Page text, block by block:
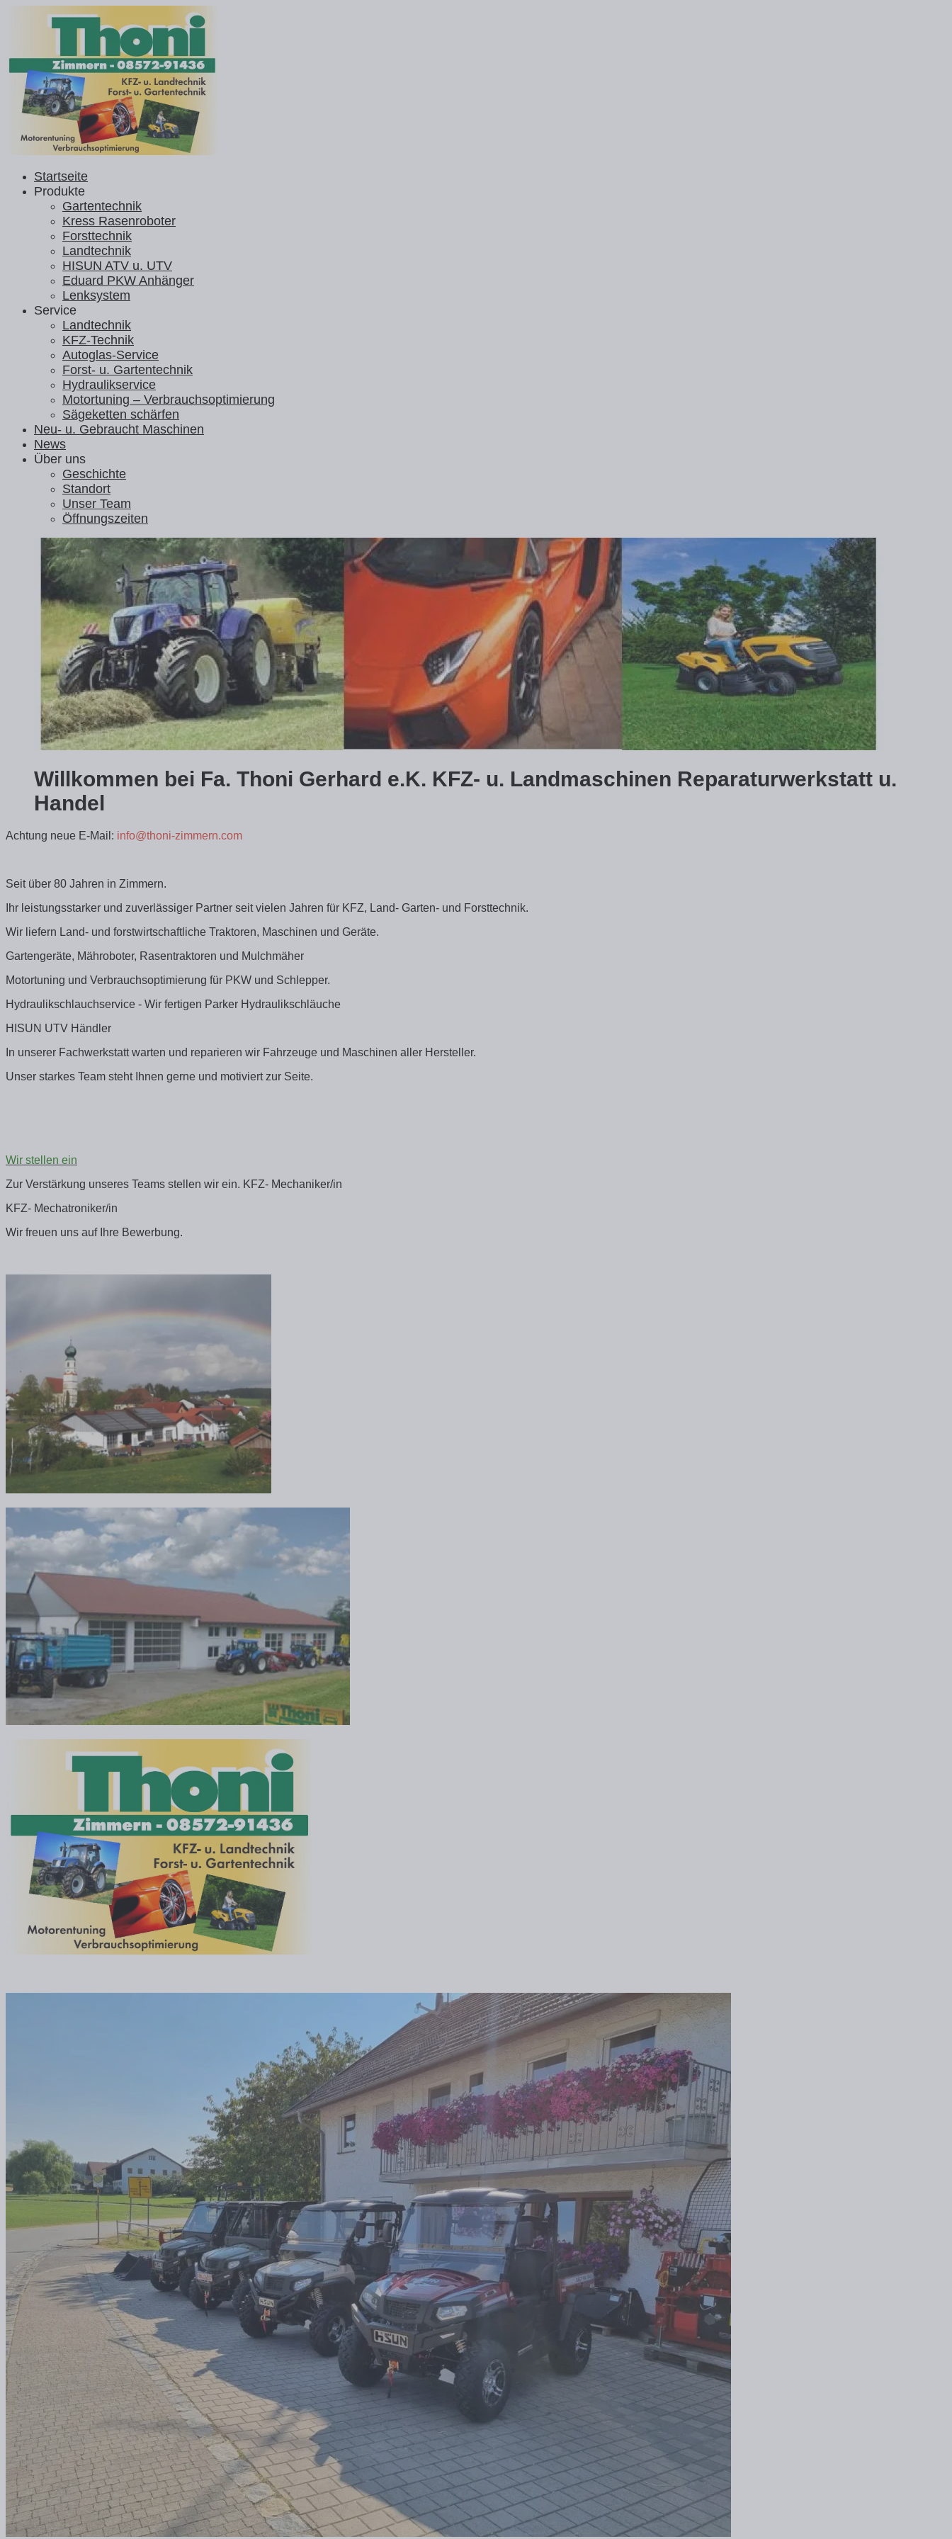
Startseite
Produkte
Gartentechnik
Kress Rasenroboter
Forsttechnik
Landtechnik
HISUN ATV u. UTV
Eduard PKW Anhänger
Lenksystem
Service
Landtechnik
KFZ-Technik
Autoglas-Service
Forst- u. Gartentechnik
Hydraulikservice
Motortuning – Verbrauchsoptimierung
Sägeketten schärfen
Neu- u. Gebraucht Maschinen
News
Über uns
Geschichte
Standort
Unser Team
Öffnungszeiten
Willkommen bei Fa. Thoni Gerhard e.K. KFZ- u. Landmaschinen Reparaturwerkstatt u.
Handel
Achtung neue E-Mail: info@thoni-zimmern.com
Seit über 80 Jahren in Zimmern.
Ihr leistungsstarker und zuverlässiger Partner seit vielen Jahren für KFZ, Land- Garten- und Forsttechnik.
Wir liefern Land- und forstwirtschaftliche Traktoren, Maschinen und Geräte.
Gartengeräte, Mähroboter, Rasentraktoren und Mulchmäher
Motortuning und Verbrauchsoptimierung für PKW und Schlepper.
Hydraulikschlauchservice - Wir fertigen Parker Hydraulikschläuche
HISUN UTV Händler
In unserer Fachwerkstatt warten und reparieren wir Fahrzeuge und Maschinen aller Hersteller.
Unser starkes Team steht Ihnen gerne und motiviert zur Seite.
Wir stellen ein
Zur Verstärkung unseres Teams stellen wir ein. KFZ- Mechaniker/in
KFZ- Mechatroniker/in
Wir freuen uns auf Ihre Bewerbung.